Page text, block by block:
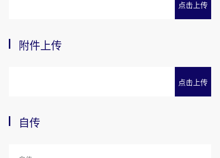
点击上传
附件上传
点击上传
自传